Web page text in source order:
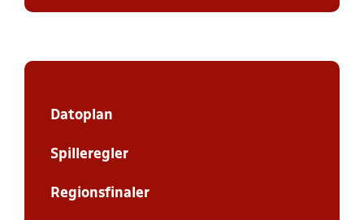
Datoplan
Spilleregler
Regionsfinaler